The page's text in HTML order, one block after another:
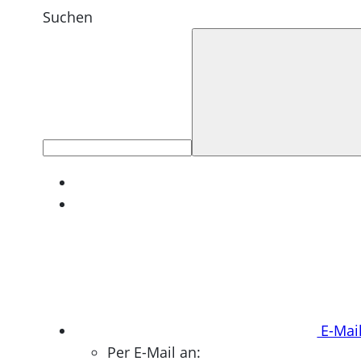
Suchen
E-
Per E-Mail an: